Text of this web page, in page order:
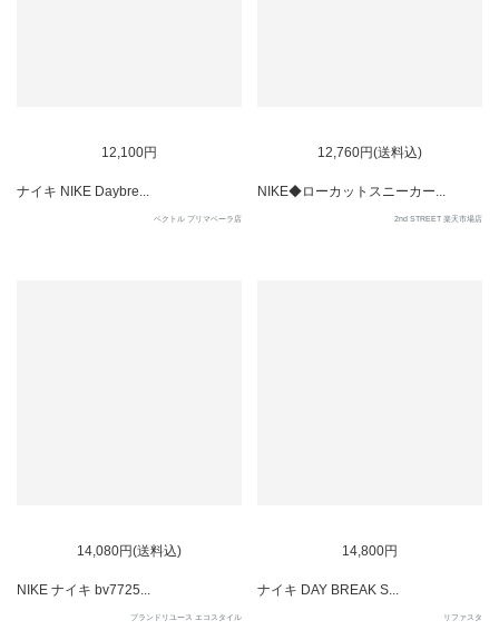
12,100円
ナイキ NIKE Daybre...
ベクトル プリマベーラ店
12,760円(送料込)
NIKE◆ローカットスニーカー...
2nd STREET 楽天市場店
14,080円(送料込)
NIKE ナイキ bv7725...
ブランドリユース エコスタイル
14,800円
ナイキ DAY BREAK S...
リファスタ